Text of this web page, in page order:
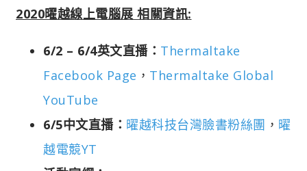
2020曜越線上電腦展 相關資訊:
6/2 – 6/4英文直播： Thermaltake
Facebook Page ， Thermaltake Global
YouTube
6/5中文直播： 曜越科技台灣臉書粉絲團 ， 曜
越電競YT